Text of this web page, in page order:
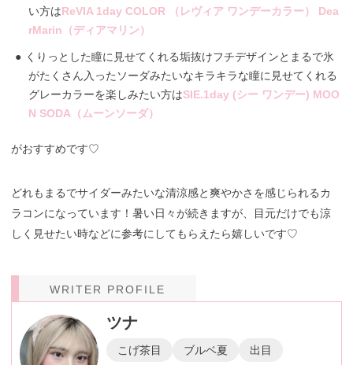
い方はReVIA 1day COLOR （レヴィア ワンデーカラー） Dea
rMarin（ディアマリン）
くりっとした瞳に見せてくれる垢抜けフチデザインとまるで氷
がたくさん入ったソーダみたいなキラキラな瞳に見せてくれる
グレーカラーを楽しみたい方はSIE.1day (シー ワンデー) MOO
N SODA（ムーンソーダ）
がおすすめです♡
どれもまるでサイダーみたいな清涼感と爽やかさを感じられるカ
ラコンになっています！暑い日々が続きますが、目元だけでも涼
しく見せたい時などに参考にしてもらえたら嬉しいです♡
WRITER PROFILE
ツナ
こげ茶目 ブルベ夏 出目